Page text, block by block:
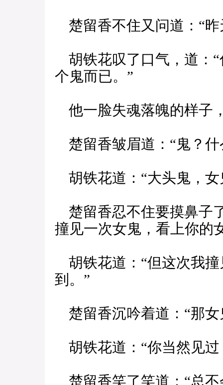
楚留香不住又问道：“昨
胡铁花叹了口气，道：
个鬼而已。”
他一脸失魂落魄的样子
楚留香皱眉道：“鬼？什
胡铁花道：“大头鬼，
楚留香忍不住要摸鼻子
撞见一次女鬼，看上你的
胡铁花道：“但这次我
到。”
楚留香沉吟着道：“那女
胡铁花道：“你当然见过
楚留香笑了笑道：“总不